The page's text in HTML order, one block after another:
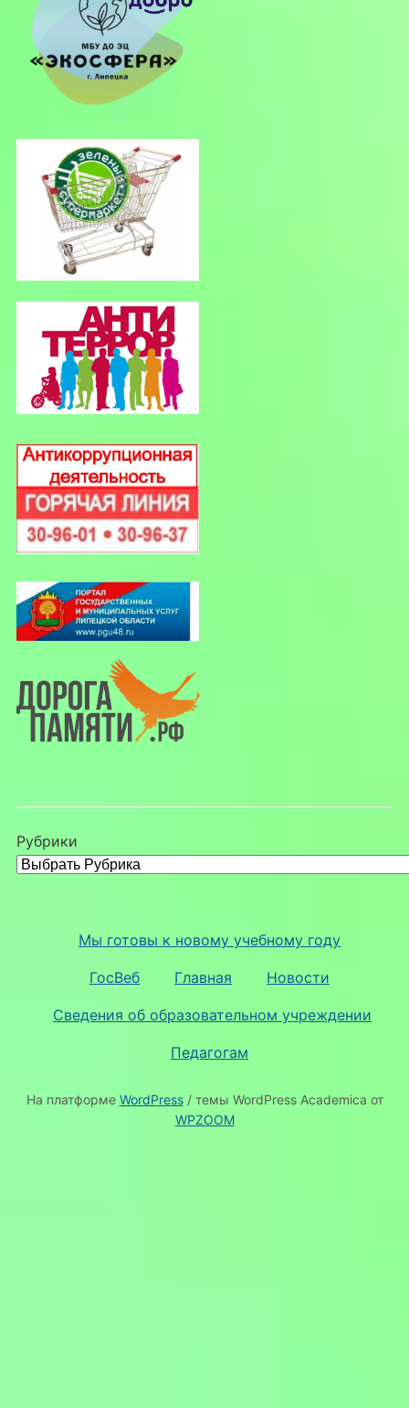
Рубрики
Мы готовы к новому учебному году
ГосВеб Главная Новости
Сведения об образовательном учреждении
Педагогам
На платформе WordPress/ темы WordPress Academica от
WPZOOM